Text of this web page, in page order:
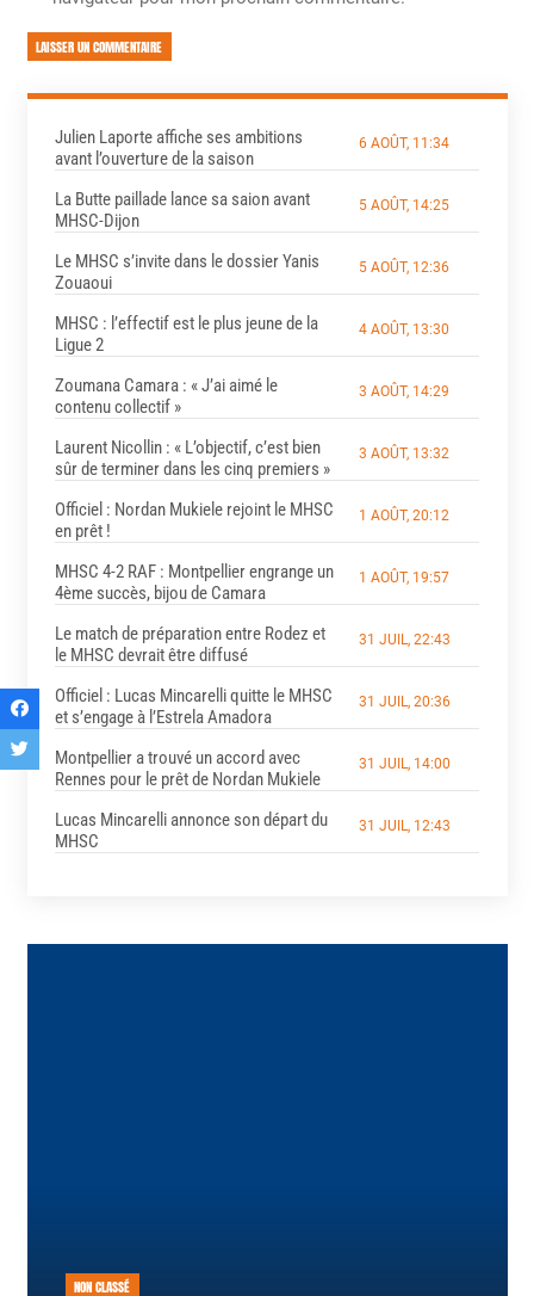
LAISSER UN COMMENTAIRE
Julien Laporte affiche ses ambitions
avant l’ouverture de la saison
6 AOÛT, 11:34
La Butte paillade lance sa saion avant
MHSC-Dijon
5 AOÛT, 14:25
Le MHSC s’invite dans le dossier Yanis
Zouaoui
5 AOÛT, 12:36
MHSC : l’effectif est le plus jeune de la
Ligue 2
4 AOÛT, 13:30
Zoumana Camara : « J’ai aimé le
contenu collectif »
3 AOÛT, 14:29
Laurent Nicollin : « L’objectif, c’est bien
sûr de terminer dans les cinq premiers »
3 AOÛT, 13:32
Officiel : Nordan Mukiele rejoint le MHSC
en prêt !
1 AOÛT, 20:12
MHSC 4-2 RAF : Montpellier engrange un
4ème succès, bijou de Camara
1 AOÛT, 19:57
Le match de préparation entre Rodez et
le MHSC devrait être diffusé
31 JUIL, 22:43
Officiel : Lucas Mincarelli quitte le MHSC
et s’engage à l’Estrela Amadora
31 JUIL, 20:36
Montpellier a trouvé un accord avec
Rennes pour le prêt de Nordan Mukiele
31 JUIL, 14:00
Lucas Mincarelli annonce son départ du
MHSC
31 JUIL, 12:43
NON CLASSÉ